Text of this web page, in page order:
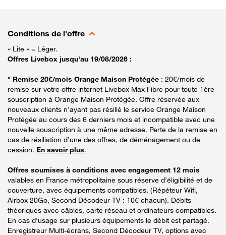
Conditions de l'offre
« Lite » = Léger.
Offres Livebox jusqu'au 19/08/2026 :
* Remise 20€/mois Orange Maison Protégée : 20€/mois de
remise sur votre offre internet Livebox Max Fibre pour toute 1ère
souscription à Orange Maison Protégée. Offre réservée aux
nouveaux clients n’ayant pas résilié le service Orange Maison
Protégée au cours des 6 derniers mois et incompatible avec une
nouvelle souscription à une même adresse. Perte de la remise en
cas de résiliation d’une des offres, de déménagement ou de
cession. En savoir plus.
Offres soumises à conditions avec engagement 12 mois
valables en France métropolitaine sous réserve d’éligibilité et de
couverture, avec équipements compatibles. (Répéteur Wifi,
Airbox 20Go, Second Décodeur TV : 10€ chacun). Débits
théoriques avec câbles, carte réseau et ordinateurs compatibles.
En cas d’usage sur plusieurs équipements le débit est partagé.
Enregistreur Multi-écrans, Second Décodeur TV, options avec